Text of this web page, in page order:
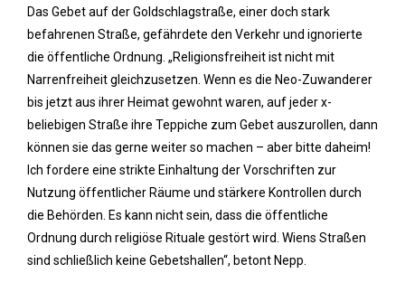
Das Gebet auf der Goldschlagstraße, einer doch stark
befahrenen Straße, gefährdete den Verkehr und ignorierte
die öffentliche Ordnung. „Religionsfreiheit ist nicht mit
Narrenfreiheit gleichzusetzen. Wenn es die Neo-Zuwanderer
bis jetzt aus ihrer Heimat gewohnt waren, auf jeder x-
beliebigen Straße ihre Teppiche zum Gebet auszurollen, dann
können sie das gerne weiter so machen – aber bitte daheim!
Ich fordere eine strikte Einhaltung der Vorschriften zur
Nutzung öffentlicher Räume und stärkere Kontrollen durch
die Behörden. Es kann nicht sein, dass die öffentliche
Ordnung durch religiöse Rituale gestört wird. Wiens Straßen
sind schließlich keine Gebetshallen“, betont Nepp.